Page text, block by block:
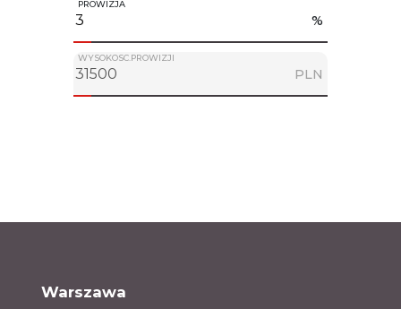
PROWIZJA
%
WYSOKOSC.PROWIZJI
PLN
Warszawa